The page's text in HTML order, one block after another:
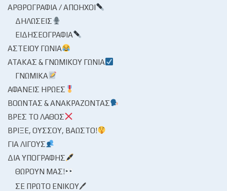
ΑΡΘΡΟΓΡΑΦΊΑ / ΑΠΌΗΧΟΙ
ΔΗΛΏΣΕΙΣ
ΕΙΔΗΣΕΟΓΡΑΦΊΑ
ΑΣΤΕΊΟΥ ΓΩΝΊΑ
ΑΤΆΚΑΣ & ΓΝΩΜΙΚΟΎ ΓΩΝΊΑ
ΓΝΩΜΙΚΆ
ΑΦΑΝΕΊΣ ΉΡΩΕΣ
ΒΟΏΝΤΑΣ & ΑΝΑΚΡΆΖΟΝΤΑΣ
ΒΡΕΣ ΤΟ ΛΆΘΟΣ
ΒΡΊΞΕ, ΟΎΣΣΟΥ, ΒΆΩΣΤΟ!
ΓΙΑ ΛΊΓΟΥΣ
ΔΙΑ ΥΠΟΓΡΑΦΉΣ
ΘΩΡΟΎΝ ΜΑΣ!
ΣΕ ΠΡΏΤΟ ΕΝΙΚΟΎ🖊